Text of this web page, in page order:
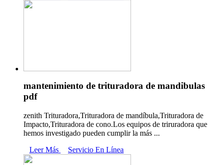
mantenimiento de trituradora de mandibulas
pdf
zenith Trituradora,Trituradora de mandíbula,Trituradora de
Impacto,Trituradora de cono.Los equipos de triruradora que
hemos investigado pueden cumplir la más ...
Leer Más
Servicio En Línea